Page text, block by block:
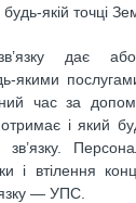
якій точці
дає
якими
час за
і який
зв’язку.
і втілення
— УПС.